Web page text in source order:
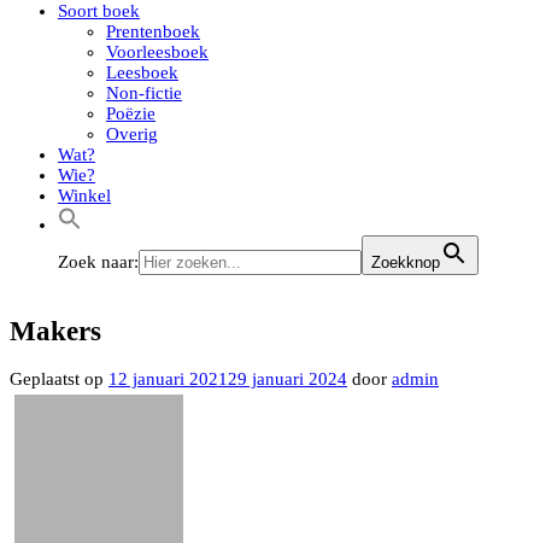
Soort boek
Prentenboek
Voorleesboek
Leesboek
Non-fictie
Poëzie
Overig
Wat?
Wie?
Winkel
Zoek naar: Zoekknop
Makers
Geplaatst op 12 januari 202129 januari 2024 door admin